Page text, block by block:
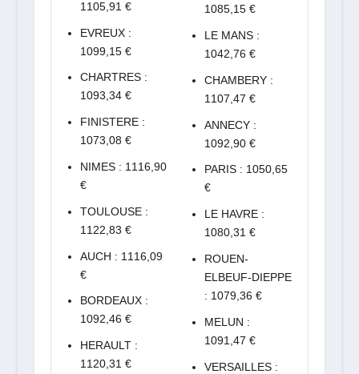
1105,91 €
EVREUX :
1099,15 €
CHARTRES :
1093,34 €
FINISTERE :
1073,08 €
NIMES : 1116,90
€
TOULOUSE :
1122,83 €
AUCH : 1116,09
€
BORDEAUX :
1092,46 €
HERAULT :
1120,31 €
1085,15 €
LE MANS :
1042,76 €
CHAMBERY :
1107,47 €
ANNECY :
1092,90 €
PARIS : 1050,65
€
LE HAVRE :
1080,31 €
ROUEN-
ELBEUF-DIEPPE
: 1079,36 €
MELUN :
1091,47 €
VERSAILLES :